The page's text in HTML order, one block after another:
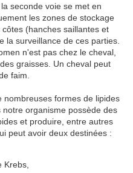
seconde voie se met en
les zones de stockage
(hanches saillantes et
la surveillance de ces parties.
n'est pas chez le cheval,
graisses. Un cheval peut
faim.
nombreuses formes de lipides
organisme possède des
et produire, entre autres
peut avoir deux destinées :
Krebs,